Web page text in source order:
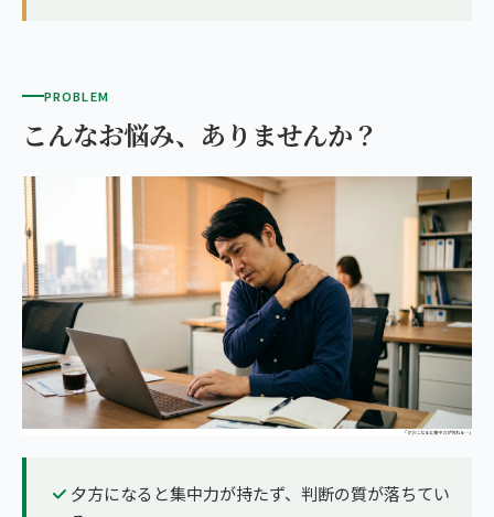
PROBLEM
こんなお悩み、ありませんか？
夕方になると集中力が持たず、判断の質が落ちてい